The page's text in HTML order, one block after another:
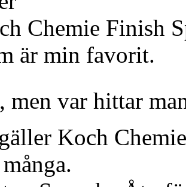
Chemie Finish
är min favorit.
men var hittar
Koch